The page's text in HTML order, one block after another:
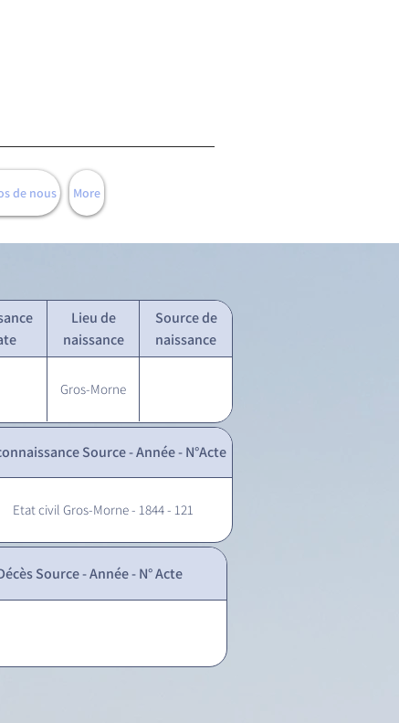
de nous More
Lieu de
naissance
Source de
naissance
Gros-Morne
Source - Année - N°Acte
Etat civil Gros-Morne - 1844 - 121
Source - Année - N° Acte